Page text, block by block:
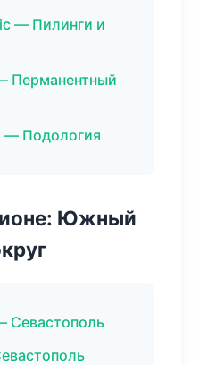
— Пилинги и
Перманентный
— Подология
Южный
Севастополь